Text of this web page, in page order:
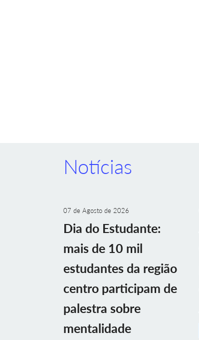
Notícias
07 de Agosto de 2026
Dia do Estudante:
mais de 10 mil
estudantes da região
centro participam de
palestra sobre
mentalidade